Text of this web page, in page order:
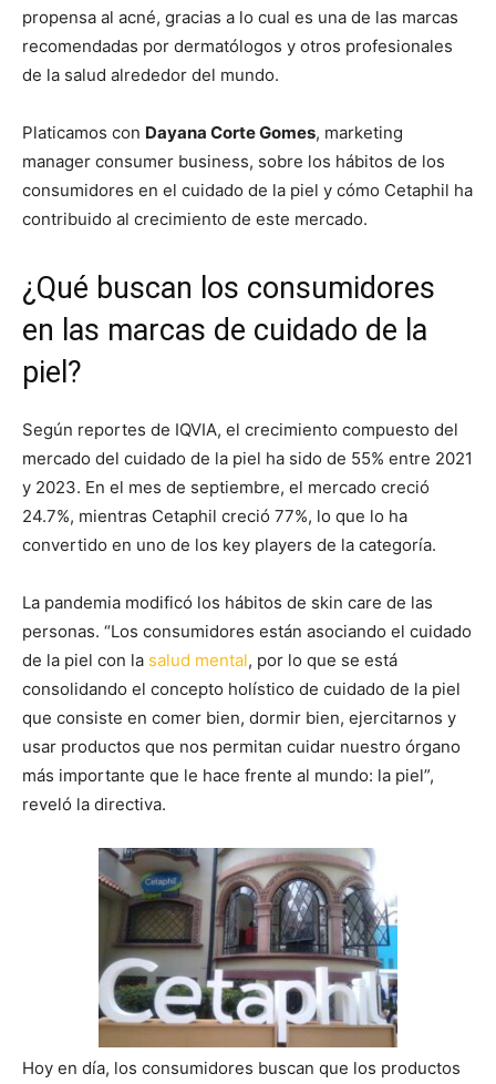
propensa al acné, gracias a lo cual es una de las marcas
recomendadas por dermatólogos y otros profesionales
de la salud alrededor del mundo.
Platicamos con Dayana Corte Gomes, marketing
manager consumer business, sobre los hábitos de los
consumidores en el cuidado de la piel y cómo Cetaphil ha
contribuido al crecimiento de este mercado.
¿Qué buscan los consumidores
en las marcas de cuidado de la
piel?
Según reportes de IQVIA, el crecimiento compuesto del
mercado del cuidado de la piel ha sido de 55% entre 2021
y 2023. En el mes de septiembre, el mercado creció
24.7%, mientras Cetaphil creció 77%, lo que lo ha
convertido en uno de los key players de la categoría.
La pandemia modificó los hábitos de skin care de las
personas. “Los consumidores están asociando el cuidado
de la piel con la salud mental, por lo que se está
consolidando el concepto holístico de cuidado de la piel
que consiste en comer bien, dormir bien, ejercitarnos y
usar productos que nos permitan cuidar nuestro órgano
más importante que le hace frente al mundo: la piel”,
reveló la directiva.
Hoy en día, los consumidores buscan que los productos